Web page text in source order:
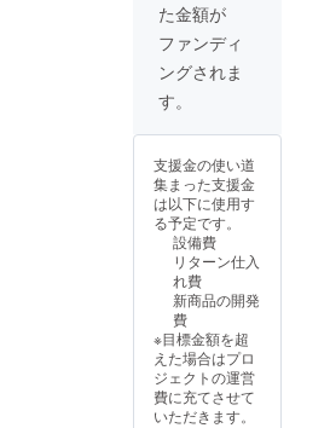
た金額が
ファンディ
ングされま
す。
支援金の使い道
集まった支援金
は以下に使用す
る予定です。
設備費
リターン仕入
れ費
新商品の開発
費
※目標金額を超
えた場合はプロ
ジェクトの運営
費に充てさせて
いただきます。